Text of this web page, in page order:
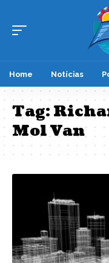
Home Notícias
Tag:
Mol Van